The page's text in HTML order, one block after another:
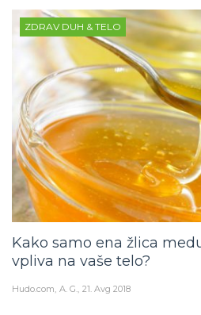
ZDRAV DUH & TELO
Kako samo ena žlica
vpliva na vaše telo?
Hudo.com A. G. 21. Avg 2018